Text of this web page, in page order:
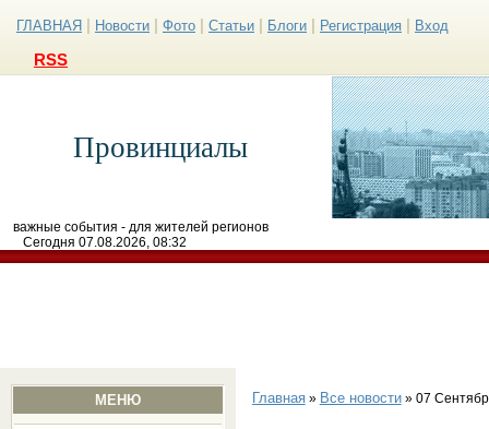
ГЛАВНАЯ Новости Фото Статьи Блоги Регистрация Вход
RSS
Провинциалы
важные события - для жителей регионов
Сегодня 07.08.2026, 08:32
МЕНЮ Главная» Все новости» 07